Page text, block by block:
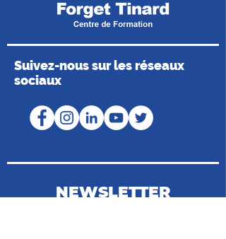
Suivez-nous sur les réseaux
sociaux
NEWSLETTER